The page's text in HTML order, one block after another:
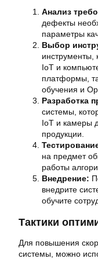
Анализ
дефекты
параметры
Выбор
инструменты,
IoT и
платформы,
обучения и
Разработка
системы,
IoT и камеры
продукции.
на предмет
работы
Внедрение:
внедрите
обучите
Тактики
Для повышения
системы, можно